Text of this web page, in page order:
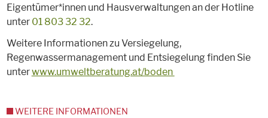
Eigentümer*innen und Hausverwaltungen an der Hotline
unter 01 803 32 32.
Weitere Informationen zu Versiegelung,
Regenwassermanagement und Entsiegelung finden Sie
unterwww.umweltberatung.at/boden
WEITERE INFORMATIONEN